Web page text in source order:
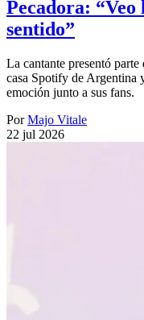
Pecadora:
sentido”
La cantante presentó
casa Spotify de Argentina
emoción junto a sus fans.
PorMajo Vitale
22 jul 2026